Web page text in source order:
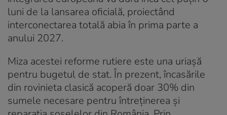
luni de la lansarea oficială, proiectând
interconectarea totală abia în prima parte a
anului 2027.
Miza acestei reforme rutiere este una uriașă
pentru bugetul de stat. În prezent, încasările
din rovinieta clasică acoperă doar 30% din
sumele necesare pentru întreținerea și